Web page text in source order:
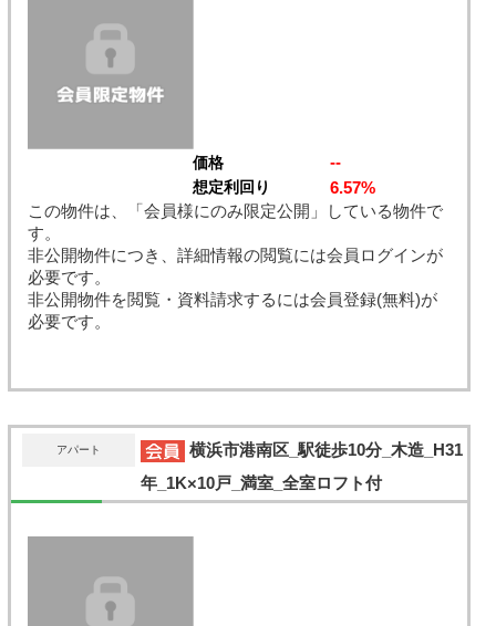
価格 --
想定利回り
6.57%
この物件は、「会員様にのみ限定公開」している物件で
す。
非公開物件につき、詳細情報の閲覧には会員ログインが
必要です。
非公開物件を閲覧・資料請求するには会員登録(無料)が
必要です。
アパート
横浜市港南区_駅徒歩10分_木造_H31
年_1K×10戸_満室_全室ロフト付